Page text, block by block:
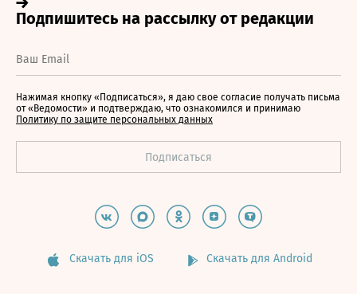
Нажимая кнопку «Подписаться», я даю свое согласие получать письма
от «Ведомости» и подтверждаю, что ознакомился и принимаю
Политику по защите персональных данных
Скачать для iOS Скачать для Android